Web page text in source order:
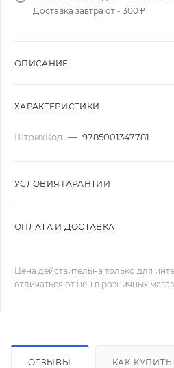
Доставка завтра от - 300 ₽
ОПИСАНИЕ
ХАРАКТЕРИСТИКИ
ШтрихКод — 9785001347781
УСЛОВИЯ ГАРАНТИИ
ОПЛАТА И ДОСТАВКА
Цена действительна только для
отличаться от цен в розничных
ОТЗЫВЫ КАК КУПИТЬ